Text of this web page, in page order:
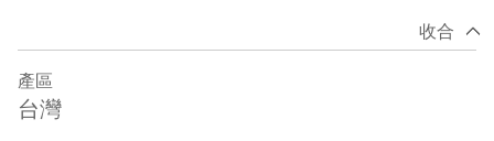
收合
產區
台灣